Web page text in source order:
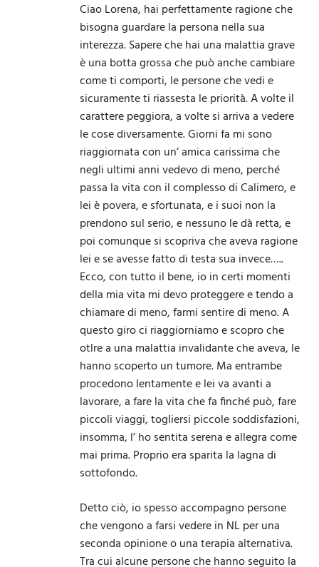
Ciao Lorena, hai perfettamente ragione che
bisogna guardare la persona nella sua
interezza. Sapere che hai una malattia grave
è una botta grossa che può anche cambiare
come ti comporti, le persone che vedi e
sicuramente ti riassesta le priorità. A volte il
carattere peggiora, a volte si arriva a vedere
le cose diversamente. Giorni fa mi sono
riaggiornata con un’ amica carissima che
negli ultimi anni vedevo di meno, perché
passa la vita con il complesso di Calimero, e
lei è povera, e sfortunata, e i suoi non la
prendono sul serio, e nessuno le dà retta, e
poi comunque si scopriva che aveva ragione
lei e se avesse fatto di testa sua invece…..
Ecco, con tutto il bene, io in certi momenti
della mia vita mi devo proteggere e tendo a
chiamare di meno, farmi sentire di meno. A
questo giro ci riaggiorniamo e scopro che
otlre a una malattia invalidante che aveva, le
hanno scoperto un tumore. Ma entrambe
procedono lentamente e lei va avanti a
lavorare, a fare la vita che fa finché può, fare
piccoli viaggi, togliersi piccole soddisfazioni,
insomma, l’ ho sentita serena e allegra come
mai prima. Proprio era sparita la lagna di
sottofondo.
Detto ciò, io spesso accompagno persone
che vengono a farsi vedere in NL per una
seconda opinione o una terapia alternativa.
Tra cui alcune persone che hanno seguito la